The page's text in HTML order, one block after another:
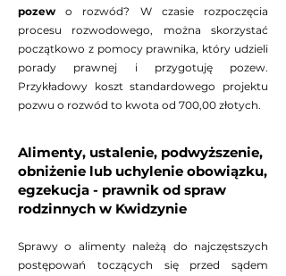
pozewo rozwód? W czasie rozpoczęcia
procesu rozwodowego, można skorzystać
początkowo z pomocy prawnika, który udzieli
porady prawnej i przygotuję pozew.
Przykładowy koszt standardowego projektu
pozwu o rozwód to kwota od 700,00 złotych.
Alimenty, ustalenie, podwyższenie,
obniżenie lub uchylenie obowiązku,
egzekucja - prawnik od spraw
rodzinnych w Kwidzynie
Sprawy o alimenty należą do najczęstszych
postępowań toczących się przed sądem